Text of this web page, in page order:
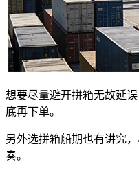
想要尽量避开拼箱无故延
底再下单。
另外选拼箱船期也有讲究
奏。